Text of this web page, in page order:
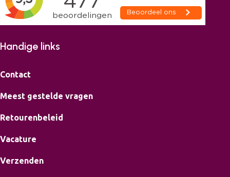
Handige links
Contact
Meest gestelde vragen
Retourenbeleid
Vacature
Verzenden